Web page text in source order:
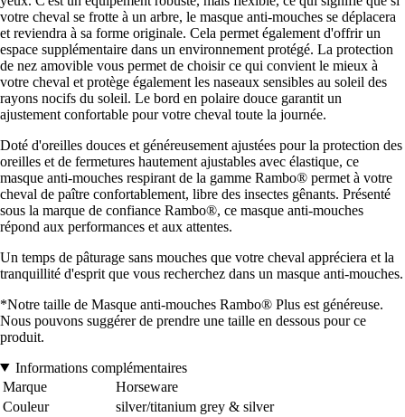
votre cheval se frotte à un arbre, le masque anti-mouches se déplacera
et reviendra à sa forme originale. Cela permet également d'offrir un
espace supplémentaire dans un environnement protégé. La protection
de nez amovible vous permet de choisir ce qui convient le mieux à
votre cheval et protège également les naseaux sensibles au soleil des
rayons nocifs du soleil. Le bord en polaire douce garantit un
ajustement confortable pour votre cheval toute la journée.
Doté d'oreilles douces et généreusement ajustées pour la protection des
oreilles et de fermetures hautement ajustables avec élastique, ce
masque anti-mouches respirant de la gamme Rambo® permet à votre
cheval de paître confortablement, libre des insectes gênants. Présenté
sous la marque de confiance Rambo®, ce masque anti-mouches
répond aux performances et aux attentes.
Un temps de pâturage sans mouches que votre cheval appréciera et la
tranquillité d'esprit que vous recherchez dans un masque anti-mouches.
*Notre taille de Masque anti-mouches Rambo® Plus est généreuse.
Nous pouvons suggérer de prendre une taille en dessous pour ce
produit.
Informations complémentaires
Marque
Horseware
Couleur
silver/titanium grey & silver